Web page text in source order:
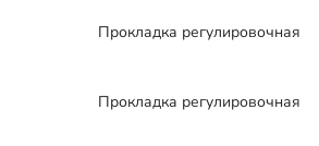
Прокладка регулировочная
Прокладка регулировочная